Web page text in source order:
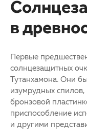
в
Первые
солнцезащитных
Тутанхамона. Они
изумрудных
бронзовой
приспособление
и другими